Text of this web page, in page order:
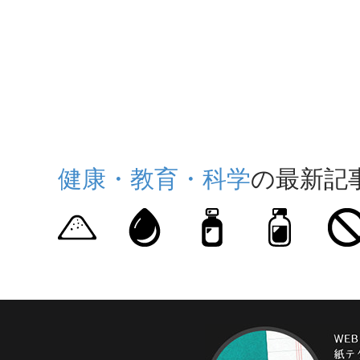
健康・教育・科学の最新記